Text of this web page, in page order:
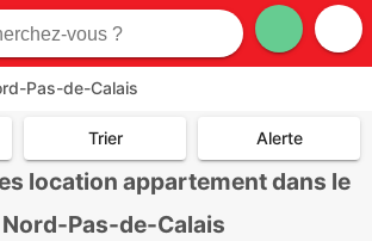
Pas-de-Calais
Trier Alerte
location appartement dans le
Nord-Pas-de-Calais